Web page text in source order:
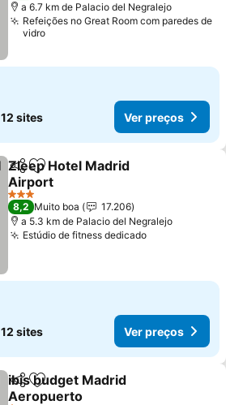
a 6.7 km de Palacio del Negralejo
Refeições no Great Room com paredes de
vidro
12 sites Ver preços
PartilharAdicionar aos favoritos
Zleep Hotel Madrid
Airport
3 Estrelas
8,2 Muito boa
17.206
a 5.3 km de Palacio del Negralejo
Estúdio de fitness dedicado
12 sites Ver preços
PartilharAdicionar aos favoritos
ibis budget Madrid
Aeropuerto